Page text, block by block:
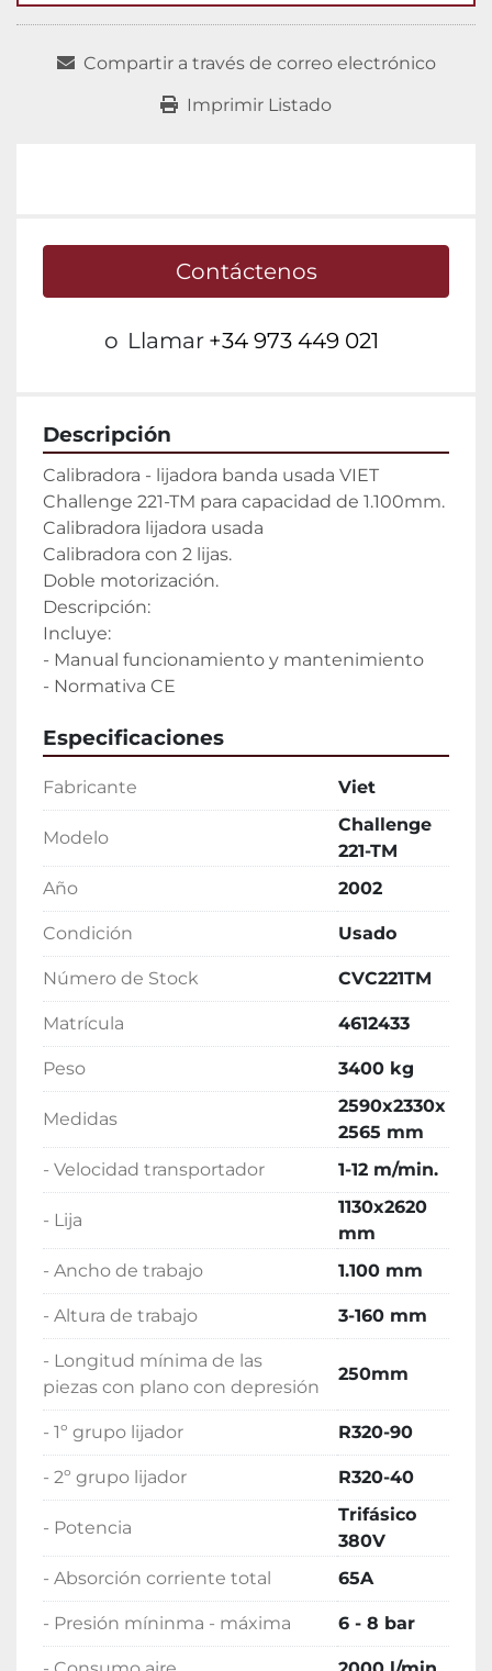
Compartir a través de correo electrónico
Imprimir Listado
Contáctenos
o Llamar +34 973 449 021
Descripción
Calibradora - lijadora banda usada VIET
Challenge 221-TM para capacidad de 1.100mm.
Calibradora lijadora usada
Calibradora con 2 lijas.
Doble motorización.
Descripción:
Incluye:
- Manual funcionamiento y mantenimiento
- Normativa CE
Especificaciones
Fabricante Viet
Modelo
Challenge
221-TM
Año
2002
Condición Usado
Número de Stock CVC221TM
Matrícula 4612433
Peso 3400 kg
Medidas
2590x2330x
2565 mm
- Velocidad transportador
1-12 m/min.
- Lija
1130x2620
mm
- Ancho de trabajo
1.100 mm
- Altura de trabajo 3-160 mm
- Longitud mínima de las
piezas con plano con depresión
250mm
- 1º grupo lijador R320-90
- 2º grupo lijador R320-40
- Potencia
Trifásico
380V
- Absorción corriente total
65A
- Presión míninma - máxima 6 - 8 bar